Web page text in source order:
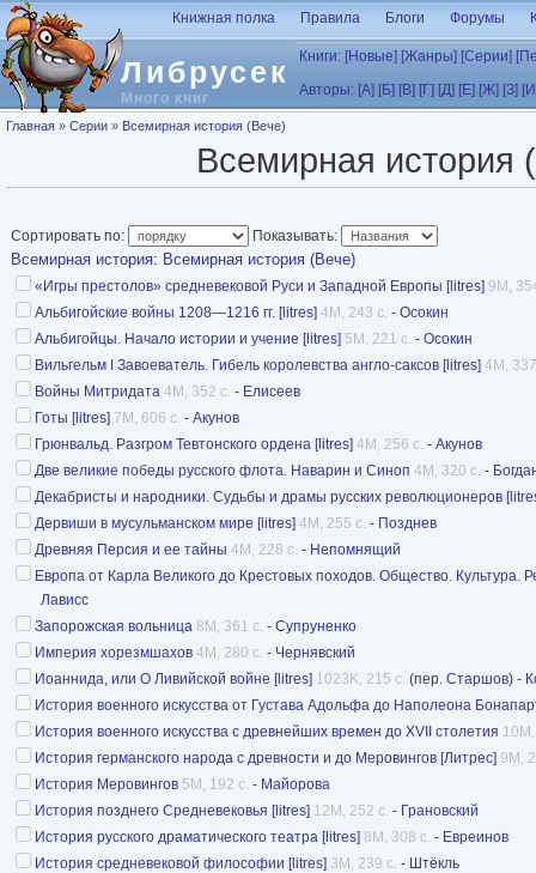
Перейти к основному содержанию
Либрусек
Много книг
Книжная полка Правила Блоги Форумы
Книги: [Новые] [Жанры] [Серии]
Авторы: [А] [Б] [В] [Г] [Д] [Е] [Ж] [З]
Вы здесь
Главная » Серии » Всемирная история (Вече)
Всемирная история
Сортировать по: Показывать:
Всемирная история: Всемирная история (Вече)
«Игры престолов» средневековой Руси и Западной Европы [litres] 9M,
Альбигойские войны 1208—1216 гг. [litres] 4M, 243 с. - Осокин
Альбигойцы. Начало истории и учение [litres] 5M, 221 с. - Осокин
Вильгельм I Завоеватель. Гибель королевства англо-саксов [litres] 4M,
Войны Митридата 4M, 352 с. - Елисеев
Готы [litres] 7M, 606 с. - Акунов
Грюнвальд. Разгром Тевтонского ордена [litres] 4M, 256 с. - Акунов
Две великие победы русского флота. Наварин и Синоп 4M, 320 с. -
Декабристы и народники. Судьбы и драмы русских революционеров
Дервиши в мусульманском мире [litres] 4M, 255 с. - Позднев
Древняя Персия и ее тайны 4M, 228 с. - Непомнящий
Европа от Карла Великого до Крестовых походов. Общество. Культура.
Лависс
Запорожская вольница 8M, 361 с. - Супруненко
Империя хорезмшахов 4M, 280 с. - Чернявский
Иоаннида, или О Ливийской войне [litres] 1023K, 215 с. (пер. Старшов) -
История военного искусства от Густава Адольфа до Наполеона
История военного искусства с древнейших времен до XVII столетия
История германского народа с древности и до Меровингов [Литрес] 9M,
История Меровингов 5M, 192 с. - Майорова
История позднего Средневековья [litres] 12M, 252 с. - Грановский
История русского драматического театра [litres] 8M, 308 с. - Евреинов
История средневековой философии [litres] 3M, 239 с. - Штёкль